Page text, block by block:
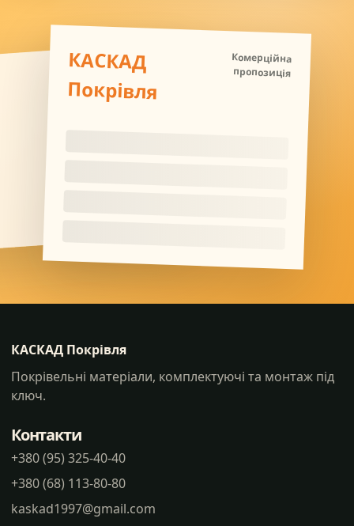
КАСКАД
Покрівля
Комерційна
пропозиція
КАСКАД Покрівля
Покрівельні матеріали, комплектуючі та монтаж під
ключ.
Контакти
+380 (95) 325-40-40
+380 (68) 113-80-80
kaskad1997@gmail.com